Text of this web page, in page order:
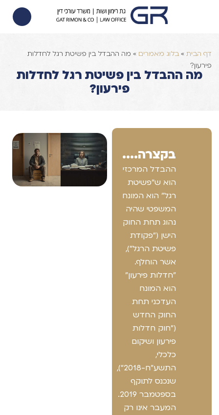
דף הבית »בלוג מאמרים » מה ההבדל בין פשיטת רגל לחדלות
פירעון?
מה ההבדל בין פשיטת רגל לחדלות
פירעון?
בקצרה....
ההבדל המרכזי
הוא ש"פשיטת
רגל" הוא המונח
המשפטי שהיה
נהוג תחת החוק
הישן ("פקודת
פשיטת הרגל"),
אשר הוחלף.
"חדלות פירעון"
הוא המונח
העדכני תחת
החוק החדש
("חוק חדלות
פירעון ושיקום
כלכלי,
התשע"ח-2018"),
שנכנס לתוקף
בספטמבר 2019.
המעבר אינו רק